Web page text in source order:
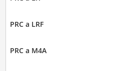
PRC a LRF
PRC a M4A